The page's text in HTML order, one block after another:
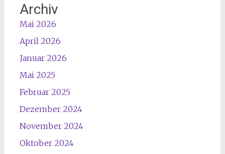
Archiv
Mai 2026
April 2026
Januar 2026
Mai 2025
Februar 2025
Dezember 2024
November 2024
Oktober 2024